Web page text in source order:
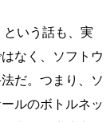
という話も、実
なく、ソフトウ
だ。つまり、ソ
ルのボトルネッ